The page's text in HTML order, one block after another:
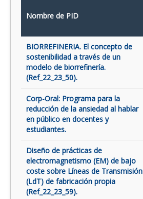
Nombre de PID
BIORREFINERIA. El concepto de
sostenibilidad a través de un
modelo de biorrefinería.
(Ref_22_23_50).
Corp-Oral: Programa para la
reducción de la ansiedad al hablar
en público en docentes y
estudiantes.
Diseño de prácticas de
electromagnetismo (EM) de bajo
coste sobre Líneas de Transmisión
(LdT) de fabricación propia
(Ref_22_23_59).